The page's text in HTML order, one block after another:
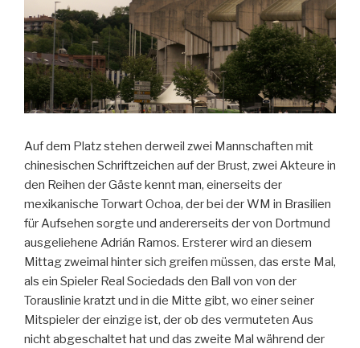
Auf dem Platz stehen derweil zwei Mannschaften mit
chinesischen Schriftzeichen auf der Brust, zwei Akteure in
den Reihen der Gäste kennt man, einerseits der
mexikanische Torwart Ochoa, der bei der WM in Brasilien
für Aufsehen sorgte und andererseits der von Dortmund
ausgeliehene Adrián Ramos. Ersterer wird an diesem
Mittag zweimal hinter sich greifen müssen, das erste Mal,
als ein Spieler Real Sociedads den Ball von von der
Torauslinie kratzt und in die Mitte gibt, wo einer seiner
Mitspieler der einzige ist, der ob des vermuteten Aus
nicht abgeschaltet hat und das zweite Mal während der